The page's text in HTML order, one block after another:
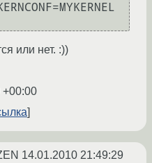
или нет. :))
+00:00
14.01.2010 21:49:29